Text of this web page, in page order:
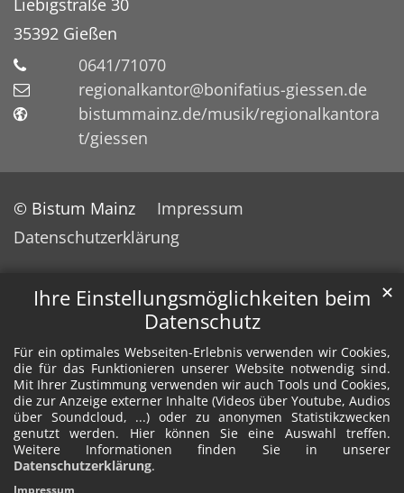
Ihre Einstellungsmöglichkeiten beim
Datenschutz
Für ein optimales Webseiten-Erlebnis verwenden wir Cookies,
die für das Funktionieren unserer Website notwendig sind.
Mit Ihrer Zustimmung verwenden wir auch Tools und Cookies,
die zur Anzeige externer Inhalte (Videos über Youtube, Audios
über Soundcloud, ...) oder zu anonymen Statistikzwecken
genutzt werden. Hier können Sie eine Auswahl treffen.
Weitere Informationen finden Sie in unserer
Datenschutzerklärung.
✕
Liebigstraße 30
35392 Gießen
0641/71070
regionalkantor@bonifatius-giessen.de
bistummainz.de/musik/regionalkantora
t/giessen
© Bistum Mainz
Impressum
Datenschutzerklärung